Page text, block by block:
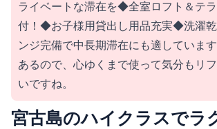
ライベートな滞在を◆全室ロフト＆テ
付！◆お子様用貸出し用品充実◆洗濯乾
ンジ完備で中長期滞在にも適していま
あるので、心ゆくまで使って気分もリ
いですね。
宮古島のハイクラスでラ